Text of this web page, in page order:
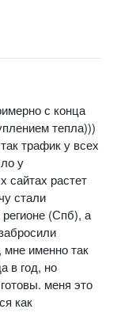
с конца
тепла)))
трафик у всех
у
сайтах растет
стали
(Спб), а
мне именно так
в год, но
меня это
как